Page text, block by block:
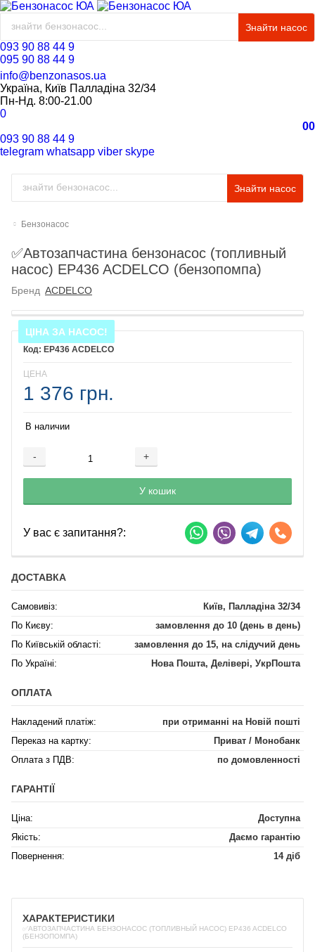
Знайти насос
093 90 88 44 9
095 90 88 44 9
info@benzonasos.ua
Україна, Київ Палладіна 32/34
Пн-Нд. 8:00-21.00
0
00
093 90 88 44 9
telegram whatsapp viber skype
Знайти насос
Бензонасос
✅Автозапчастина бензонасос (топливный
насос) EP436 ACDELCO (бензопомпа)
Бренд ACDELCO
ЦІНА ЗА НАСОС!
EP436 ACDELCO
ЦЕНА
1 376 грн.
В наличии
- +
Добавляется...
У кошик
Добавлен
У вас є запитання?:
ДОСТАВКА
Самовивіз:
Київ, Палладіна 32/34
По Києву:
замовлення до 10 (день в день)
По Київській області:
замовлення до 15, на слідучий день
По Україні:
Нова Пошта, Делівері, УкрПошта
ОПЛАТА
Накладений платіж:
при отриманні на Новій пошті
Переказ на картку:
Приват / Монобанк
Оплата з ПДВ:
по домовленності
ГАРАНТІЇ
Ціна:
Доступна
Якість:
Даємо гарантію
Повернення:
14 діб
ХАРАКТЕРИСТИКИ
✅АВТОЗАПЧАСТИНА БЕНЗОНАСОС (ТОПЛИВНЫЙ НАСОС) EP436 ACDELCO
(БЕНЗОПОМПА)